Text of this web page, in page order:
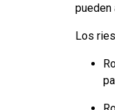
pueden
Los